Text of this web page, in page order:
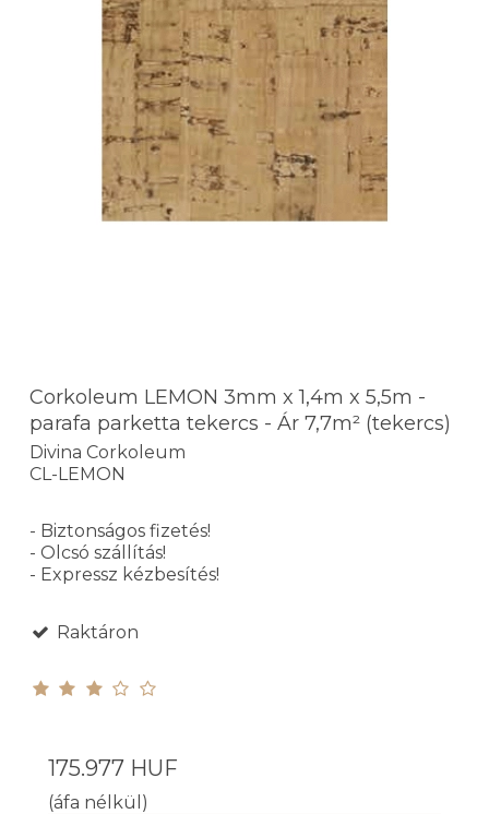
Corkoleum LEMON 3mm x 1,4m x 5,5m -
parafa parketta tekercs - Ár 7,7m² (tekercs)
Divina Corkoleum
CL-LEMON
- Biztonságos fizetés!
- Olcsó szállítás!
- Expressz kézbesítés!
Raktáron
175.977 HUF
(áfa nélkül)